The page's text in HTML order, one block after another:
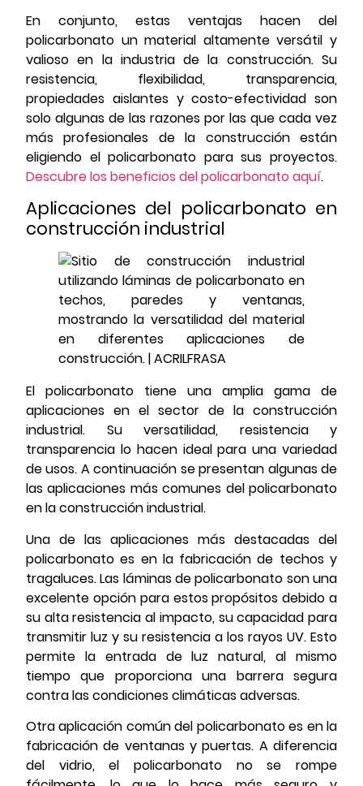
En conjunto, estas ventajas hacen del
policarbonato un material altamente versátil y
valioso en la industria de la construcción. Su
resistencia, flexibilidad, transparencia,
propiedades aislantes y costo-efectividad son
solo algunas de las razones por las que cada vez
más profesionales de la construcción están
eligiendo el policarbonato para sus proyectos.
Descubre los beneficios del policarbonato aquí.
Aplicaciones del policarbonato en
construcción industrial
El policarbonato tiene una amplia gama de
aplicaciones en el sector de la construcción
industrial. Su versatilidad, resistencia y
transparencia lo hacen ideal para una variedad
de usos. A continuación se presentan algunas de
las aplicaciones más comunes del policarbonato
en la construcción industrial.
Una de las aplicaciones más destacadas del
policarbonato es en la fabricación de techos y
tragaluces. Las láminas de policarbonato son una
excelente opción para estos propósitos debido a
su alta resistencia al impacto, su capacidad para
transmitir luz y su resistencia a los rayos UV. Esto
permite la entrada de luz natural, al mismo
tiempo que proporciona una barrera segura
contra las condiciones climáticas adversas.
Otra aplicación común del policarbonato es en la
fabricación de ventanas y puertas. A diferencia
del vidrio, el policarbonato no se rompe